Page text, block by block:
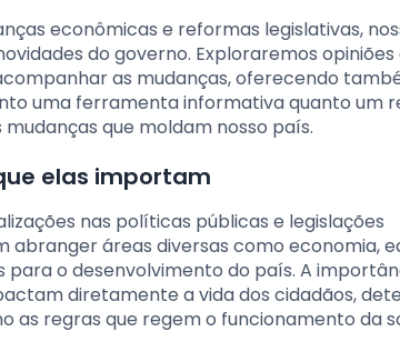
econômicas e reformas legislativas,
do governo. Exploraremos opiniões
as mudanças, oferecendo
uma ferramenta informativa quanto um
que moldam nosso país.
elas importam
nas políticas públicas e legislações
áreas diversas como economia,
o desenvolvimento do país. A
diretamente a vida dos cidadãos,
as regras que regem o funcionamento da